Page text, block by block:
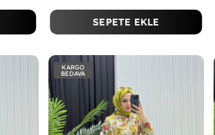
SEPETE EKLE
KARGO
BEDAVA